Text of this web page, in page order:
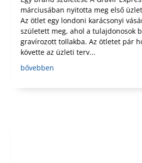
márciusában nyitotta meg első
Az ötlet egy londoni karácsonyi
született meg, ahol a tulajdonosok
gravírozott tollakba. Az ötletet pár
követte az üzleti terv...
bővebben